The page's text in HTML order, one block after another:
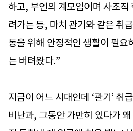
하고, 부인의 계모임이며 사조직
려가는 등, 마치 관기와 같은 취
동을 위해 안정적인 생활이 필요
는 버텨왔다.”
지금이 어느 시대인데 ‘관기’ 취
비난과, 그동안 가만히 있다가